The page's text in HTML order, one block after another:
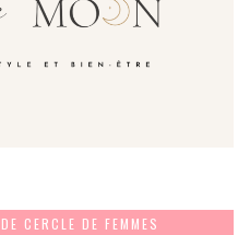
CERCLE DE FEMMES